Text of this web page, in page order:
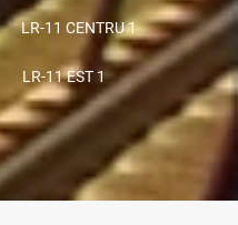
LR-11 CENTRU 1
LR-11 EST 1